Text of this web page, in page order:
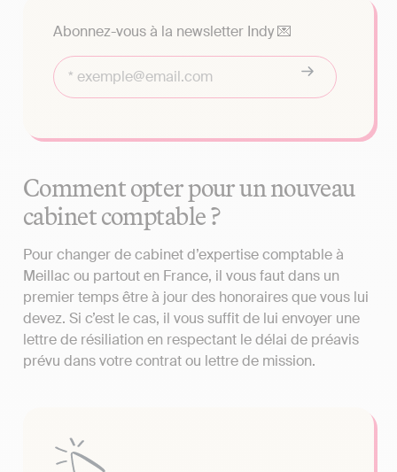
Abonnez-vous à la newsletter Indy 💌
Comment opter pour un nouveau
cabinet comptable ?
Pour changer de cabinet d’expertise comptable à
Meillac ou partout en France, il vous faut dans un
premier temps être à jour des honoraires que vous lui
devez. Si c’est le cas, il vous suffit de lui envoyer une
lettre de résiliation en respectant le délai de préavis
prévu dans votre contrat ou lettre de mission.